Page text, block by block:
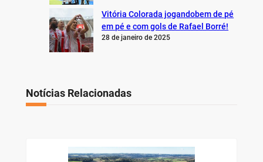
Vitória Colorada jogandobem de pé
em pé e com gols de Rafael Borré!
28 de janeiro de 2025
Notícias Relacionadas